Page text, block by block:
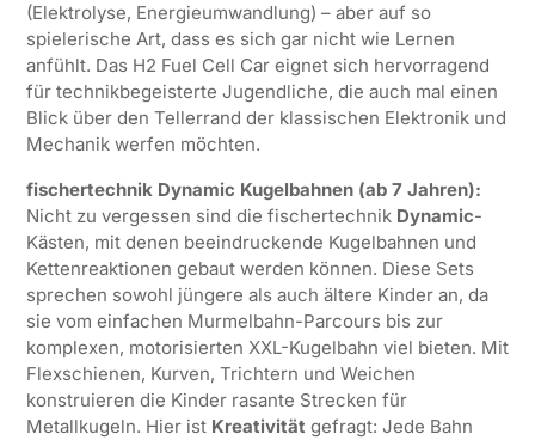
(Elektrolyse, Energieumwandlung) – aber auf so
spielerische Art, dass es sich gar nicht wie Lernen
anfühlt. Das H2 Fuel Cell Car eignet sich hervorragend
für technikbegeisterte Jugendliche, die auch mal einen
Blick über den Tellerrand der klassischen Elektronik und
Mechanik werfen möchten.
fischertechnik Dynamic Kugelbahnen (ab 7 Jahren):
Nicht zu vergessen sind die fischertechnik Dynamic-
Kästen, mit denen beeindruckende Kugelbahnen und
Kettenreaktionen gebaut werden können. Diese Sets
sprechen sowohl jüngere als auch ältere Kinder an, da
sie vom einfachen Murmelbahn-Parcours bis zur
komplexen, motorisierten XXL-Kugelbahn viel bieten. Mit
Flexschienen, Kurven, Trichtern und Weichen
konstruieren die Kinder rasante Strecken für
Metallkugeln. Hier ist Kreativität gefragt: Jede Bahn